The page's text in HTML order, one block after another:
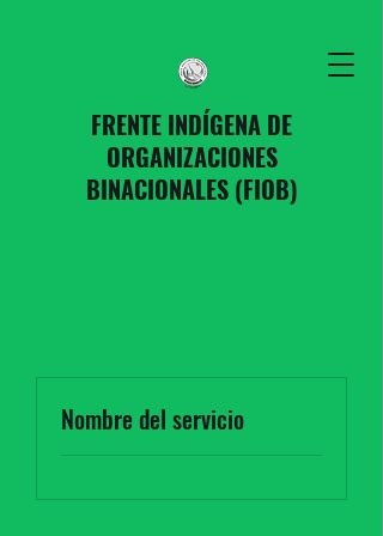
FRENTE INDÍGENA DE
ORGANIZACIONES
BINACIONALES (FIOB)
Nombre del servicio